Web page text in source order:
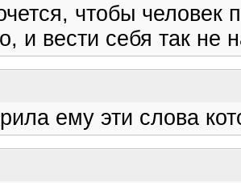
чтобы
и вести себя так не
ему эти слова